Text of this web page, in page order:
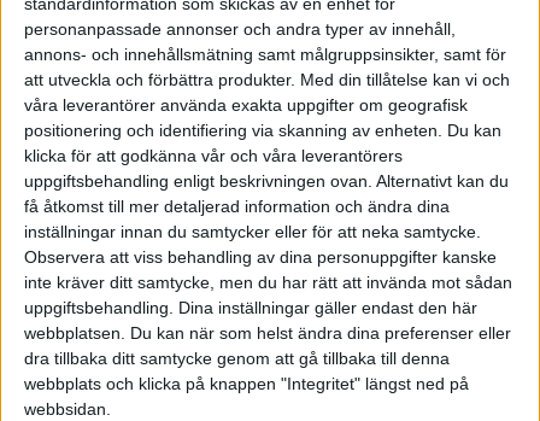
personanpassade annonser och andra typer av innehåll,
annons- och innehållsmätning samt målgruppsinsikter, samt för
att utveckla och förbättra produkter. Med din tillåtelse kan vi och
våra leverantörer använda exakta uppgifter om geografisk
positionering och identifiering via skanning av enheten. Du kan
klicka för att godkänna vår och våra leverantörers
uppgiftsbehandling enligt beskrivningen ovan. Alternativt kan du
få åtkomst till mer detaljerad information och ändra dina
inställningar innan du samtycker eller för att neka samtycke.
Observera att viss behandling av dina personuppgifter kanske
inte kräver ditt samtycke, men du har rätt att invända mot sådan
uppgiftsbehandling. Dina inställningar gäller endast den här
webbplatsen. Du kan när som helst ändra dina preferenser eller
dra tillbaka ditt samtycke genom att gå tillbaka till denna
webbplats och klicka på knappen "Integritet" längst ned på
webbsidan.
problem att ta sig upp även för branta sluttningar.
På sitttwitter-kontohar Rivian presenterat en video där R1S
klättrar upp för en nästan 45 graders lutning i Moaböknen.
Om även deras pickup R1T klarar klättringen framgår inte. Den
ska börja säljas i USA i september och tidigare i veckan kom
även nyheter om planer på en fabrik i Europa.
Brittiska Sky News rapporterade att Rivian för samtal med
landets regering om att etablera en fabrik i närheten av
Bristol. Där finns industriparken ”Gravity” som beskrivs som
ett campus för industrier som verkar för en ”intelligent och
ren framtid”.